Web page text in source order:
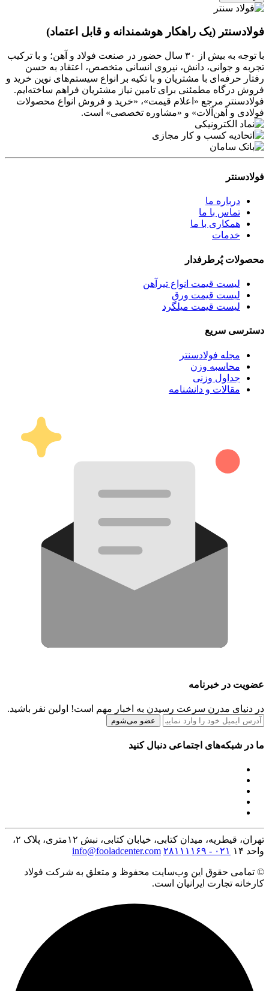
فولادسنتر (یک راهکار هوشمندانه و قابل اعتماد)
با توجه به بیش از ۳۰ سال حضور در صنعت فولاد و آهن؛ و با ترکیب
تجربه و جوانی، دانش، نیروی انسانی متخصص، اعتقاد به حسن
رفتار حرفه‌ای با مشتریان و با تکیه بر انواع سیستم‌های نوین خرید و
فروش درگاه مطمئنی برای تامین نیاز مشتریان فراهم ساخته‌ایم.
فولادسنتر مرجع «اعلام قیمت»، «خرید و فروش انواع محصولات
فولادی و آهن‌آلات» و «مشاوره تخصصی» است.
فولادسنتر
درباره ما
تماس با ما
همکاری با ما
خدمات
محصولات پُرطرفدار
لیست قیمت انواع تیرآهن
لیست قیمت ورق
لیست قیمت میلگرد
دسترسی سریع
مجله فولادسنتر
محاسبه وزن
جداول وزنی
مقالات و دانشنامه
عضویت در خبرنامه
در دنیای مدرن سرعت رسیدن به اخبار مهم است! اولین نفر باشید.
عضو می‌شوم
ما در شبکه‌های اجتماعی دنبال کنید
تهران، قیطریه، میدان کتابی، خیابان کتابی، نبش ۱۲متری، پلاک ۲،
واحد ۱۴
۰۲۱ - ۲۸۱۱۱۱۶۹ info@fooladcenter.com
© تمامی حقوق این وب‌سایت محفوظ و متعلق به شرکت فولاد
کارخانه تجارت ایرانیان است.